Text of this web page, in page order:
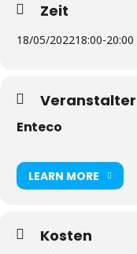
Zeit
18/05/202218:00-20:00
Veranstalter
Enteco
LEARN MORE
Kosten